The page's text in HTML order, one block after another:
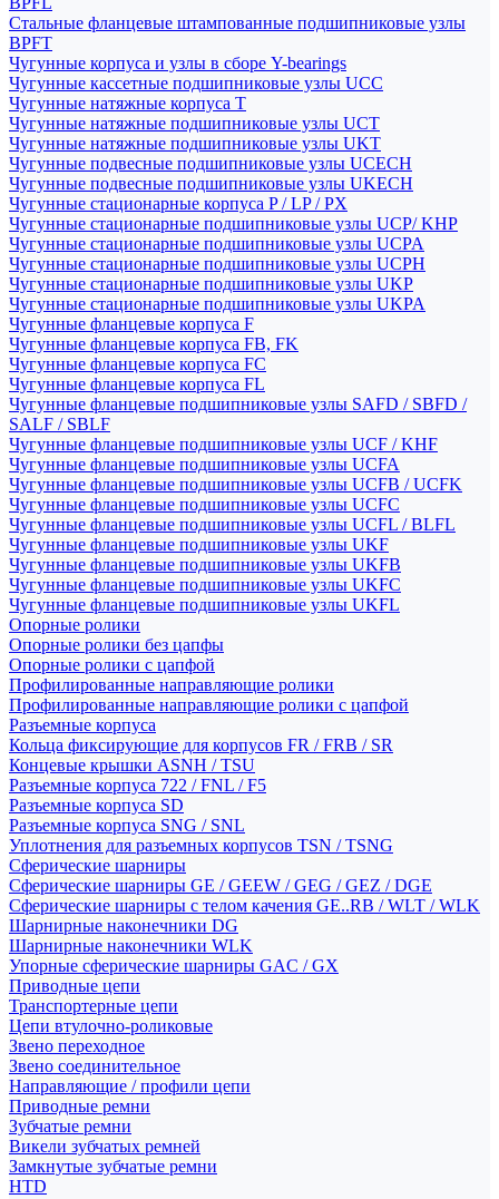
Стальные фланцевые штампованные подшипниковые узлы
BPFT
Чугунные корпуса и узлы в сборе Y-bearings
Чугунные кассетные подшипниковые узлы UCC
Чугунные натяжные корпуса T
Чугунные натяжные подшипниковые узлы UCT
Чугунные натяжные подшипниковые узлы UKT
Чугунные подвесные подшипниковые узлы UCECH
Чугунные подвесные подшипниковые узлы UKECH
Чугунные стационарные корпуса P / LP / PX
Чугунные стационарные подшипниковые узлы UCP/ KHP
Чугунные стационарные подшипниковые узлы UCPA
Чугунные стационарные подшипниковые узлы UCPH
Чугунные стационарные подшипниковые узлы UKP
Чугунные стационарные подшипниковые узлы UKPA
Чугунные фланцевые корпуса F
Чугунные фланцевые корпуса FB, FK
Чугунные фланцевые корпуса FC
Чугунные фланцевые корпуса FL
Чугунные фланцевые подшипниковые узлы SAFD / SBFD /
SALF / SBLF
Чугунные фланцевые подшипниковые узлы UCF / KHF
Чугунные фланцевые подшипниковые узлы UCFA
Чугунные фланцевые подшипниковые узлы UCFB / UCFK
Чугунные фланцевые подшипниковые узлы UCFC
Чугунные фланцевые подшипниковые узлы UCFL / BLFL
Чугунные фланцевые подшипниковые узлы UKF
Чугунные фланцевые подшипниковые узлы UKFB
Чугунные фланцевые подшипниковые узлы UKFC
Чугунные фланцевые подшипниковые узлы UKFL
Опорные ролики
Опорные ролики без цапфы
Опорные ролики с цапфой
Профилированные направляющие ролики
Профилированные направляющие ролики с цапфой
Разъемные корпуса
Кольца фиксирующие для корпусов FR / FRB / SR
Концевые крышки ASNH / TSU
Разъемные корпуса 722 / FNL / F5
Разъемные корпуса SD
Разъемные корпуса SNG / SNL
Уплотнения для разъемных корпусов TSN / TSNG
Сферические шарниры
Сферические шарниры GE / GEEW / GEG / GEZ / DGE
Сферические шарниры с телом качения GE..RB / WLT / WLK
Шарнирные наконечники DG
Шарнирные наконечники WLK
Упорные сферические шарниры GAC / GX
Приводные цепи
Транспортерные цепи
Цепи втулочно-роликовые
Звено переходное
Звено соединительное
Направляющие / профили цепи
Приводные ремни
Зубчатые ремни
Викели зубчатых ремней
Замкнутые зубчатые ремни
HTD